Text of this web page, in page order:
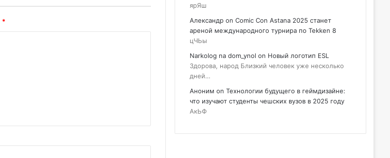
*
ярЯш
Александр on Comic Con Astana 2025 станет
ареной международного турнира по Tekken 8
цЧЬы
Narkolog na dom_ynol on Новый логотип ESL
Здорова, народ Близкий человек уже несколько
дней…
Аноним on Технологии будущего в геймдизайне:
что изучают студенты чешских вузов в 2025 году
АкЬФ